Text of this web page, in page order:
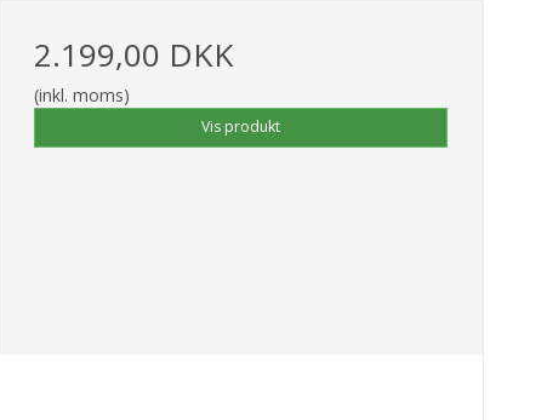
2.199,00 DKK
(inkl. moms)
Vis produkt